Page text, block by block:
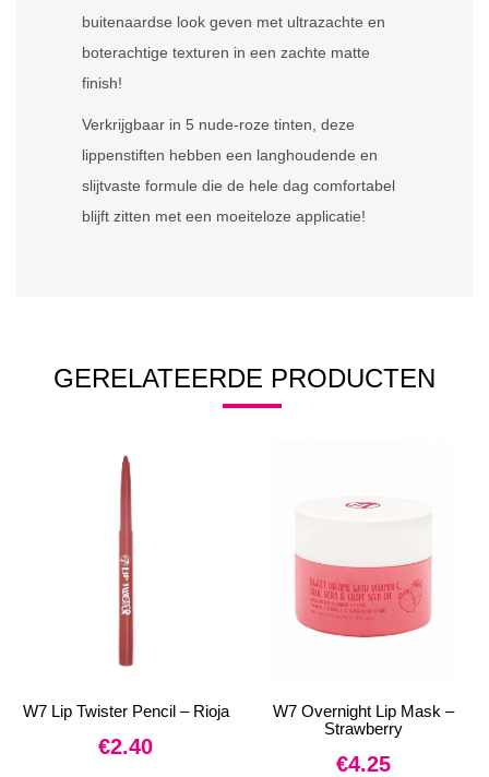
buitenaardse look geven met ultrazachte en
boterachtige texturen in een zachte matte
finish!
Verkrijgbaar in 5 nude-roze tinten, deze
lippenstiften hebben een langhoudende en
slijtvaste formule die de hele dag comfortabel
blijft zitten met een moeiteloze applicatie!
GERELATEERDE PRODUCTEN
W7 Lip Twister Pencil – Rioja
€2.40
W7 Overnight Lip Mask –
Strawberry
€4.25